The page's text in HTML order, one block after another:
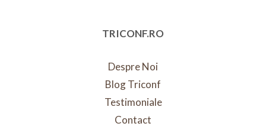
TRICONF.RO
Despre Noi
Blog Triconf
Testimoniale
Contact